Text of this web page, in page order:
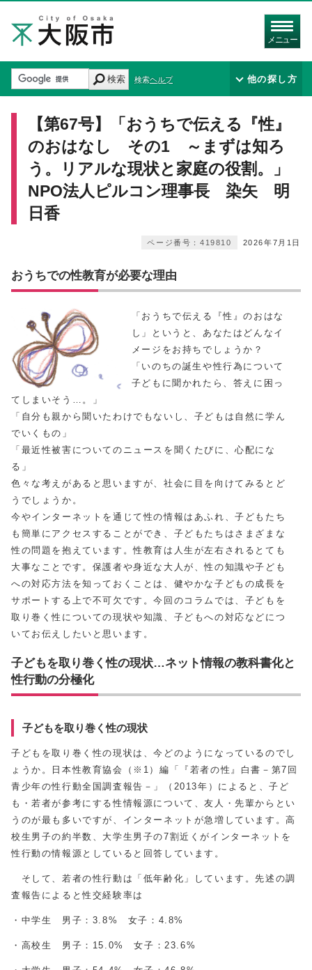
メニュー
検索 検索ヘルプ 他の探し方
【第67号】「おうちで伝える『性』
のおはなし その1 ～まずは知ろ
う。リアルな現状と家庭の役割。」
NPO法人ピルコン理事長 染矢 明
日香
2026年7月1日
ページ番号：419810
おうちでの性教育が必要な理由
「おうちで伝える『性』のおはな
し」というと、あなたはどんなイ
メージをお持ちでしょうか？
「いのちの誕生や性行為について
子どもに聞かれたら、答えに困っ
てしまいそう…。」
「自分も親から聞いたわけでもないし、子どもは自然に学ん
でいくもの」
「最近性被害についてのニュースを聞くたびに、心配にな
る」
色々な考えがあると思いますが、社会に目を向けてみるとど
うでしょうか。
今やインターネットを通じて性の情報はあふれ、子どもたち
も簡単にアクセスすることができ、子どもたちはさまざまな
性の問題を抱えています。性教育は人生が左右されるとても
大事なことです。保護者や身近な大人が、性の知識や子ども
への対応方法を知っておくことは、健やかな子どもの成長を
サポートする上で不可欠です。今回のコラムでは、子どもを
取り巻く性についての現状や知識、子どもへの対応などにつ
いてお伝えしたいと思います。
子どもを取り巻く性の現状…ネット情報の教科書化と
性行動の分極化
子どもを取り巻く性の現状
子どもを取り巻く性の現状は、今どのようになっているのでし
ょうか。日本性教育協会（※1）編「『若者の性』白書－第7回
青少年の性行動全国調査報告－」（2013年）によると、子ど
も・若者が参考にする性情報源について、友人・先輩からとい
うのが最も多いですが、インターネットが急増しています。高
校生男子の約半数、大学生男子の7割近くがインターネットを
性行動の情報源としていると回答しています。
そして、若者の性行動は「低年齢化」しています。先述の調
査報告によると性交経験率は
・中学生 男子：3.8% 女子：4.8%
・高校生 男子：15.0% 女子：23.6%